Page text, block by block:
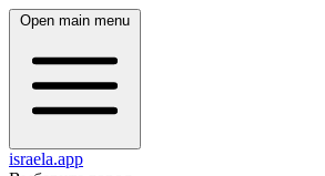
Open main menu
israela.app